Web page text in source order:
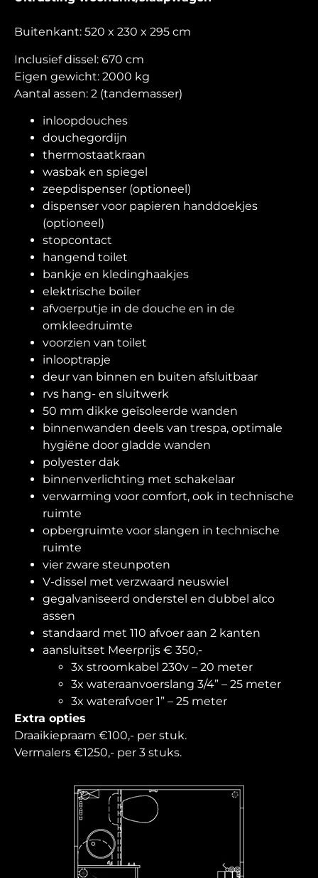
Buitenkant: 520 x 230 x 295 cm
Inclusief dissel: 670 cm
Eigen gewicht: 2000 kg
Aantal assen: 2 (tandemasser)
inloopdouches
douchegordijn
thermostaatkraan
wasbak en spiegel
zeepdispenser (optioneel)
dispenser voor papieren handdoekjes
(optioneel)
stopcontact
hangend toilet
bankje en kledinghaakjes
elektrische boiler
afvoerputje in de douche en in de
omkleedruimte
voorzien van toilet
inlooptrapje
deur van binnen en buiten afsluitbaar
rvs hang- en sluitwerk
50 mm dikke geïsoleerde wanden
binnenwanden deels van trespa, optimale
hygiëne door gladde wanden
polyester dak
binnenverlichting met schakelaar
verwarming voor comfort, ook in technische
ruimte
opbergruimte voor slangen in technische
ruimte
vier zware steunpoten
V-dissel met verzwaard neuswiel
gegalvaniseerd onderstel en dubbel alco
assen
standaard met 110 afvoer aan 2 kanten
aansluitset Meerprijs € 350,-
3x stroomkabel 230v – 20 meter
3x wateraanvoerslang 3/4” – 25 meter
3x waterafvoer 1” – 25 meter
Extra opties
Draaikiepraam €100,- per stuk.
Vermalers €1250,- per 3 stuks.